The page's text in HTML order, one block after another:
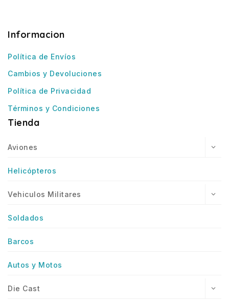
Informacion
Política de Envíos
Cambios y Devoluciones
Política de Privacidad
Términos y Condiciones
Tienda
Aviones
Helicópteros
Vehiculos Militares
Soldados
Barcos
Autos y Motos
Die Cast